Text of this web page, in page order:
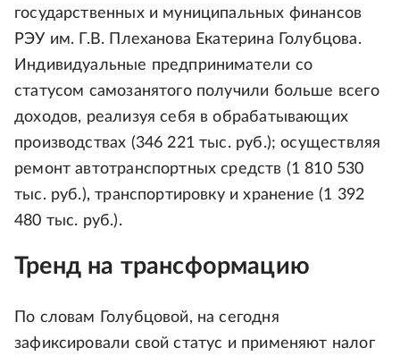
государственных и муниципальных финансов
РЭУ им. Г.В. Плеханова Екатерина Голубцова.
Индивидуальные предприниматели со
статусом самозанятого получили больше всего
доходов, реализуя себя в обрабатывающих
производствах (346 221 тыс. руб.); осуществляя
ремонт автотранспортных средств (1 810 530
тыс. руб.), транспортировку и хранение (1 392
480 тыс. руб.).
Тренд на трансформацию
По словам Голубцовой, на сегодня
зафиксировали свой статус и применяют налог